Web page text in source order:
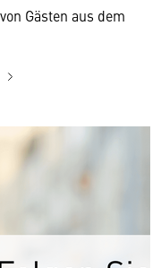
Gästen aus dem